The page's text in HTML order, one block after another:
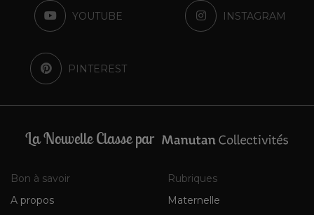
YOUTUBE INSTAGRAM
PINTEREST
La Nouvelle Classe par
Bon à savoir
A propos
Rubriques
Maternelle